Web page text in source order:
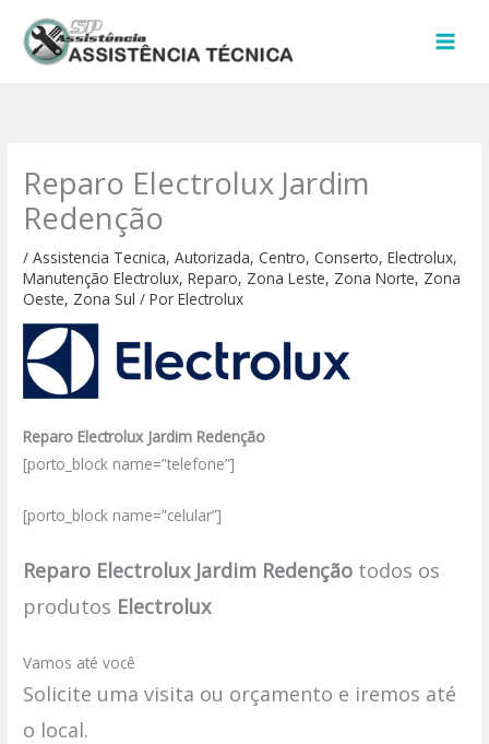
para
Reparo Electrolux Jardim
Redenção
/Assistencia Tecnica,Autorizada,Centro,Conserto,Electrolux,
Manutenção Electrolux,Reparo, Zona Leste, Zona Norte, Zona
Oeste, Zona Sul / PorElectrolux
Reparo Electrolux Jardim Redenção
[porto_block name=”telefone”]
[porto_block name=”celular”]
Reparo Electrolux Jardim Redenção todos os
produtos Electrolux
Vamos até você
Solicite uma visita ou orçamento e iremos até
o local.